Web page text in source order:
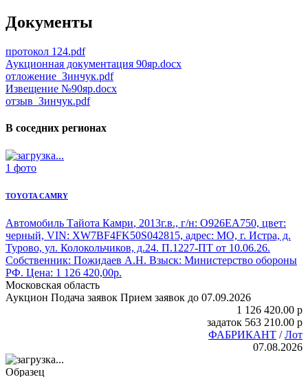
Документы
протокол 124.pdf
Аукционная документация 90яр.docx
отложение_Зинчук.pdf
Извещение №90яр.docx
отзыв_Зинчук.pdf
В соседних регионах
1 фото
TOYOTA CAMRY
Автомобиль Тайота Камри, 2013г.в., г/н: О926ЕА750, цвет:
черный, VIN: XW7BF4FK50S042815, адрес: МО, г. Истра, д.
Турово, ул. Колокольчиков, д.24. П.1227-ПТ от 10.06.26.
Собственник: Пожидаев А.Н. Взыск: Министерство обороны
РФ. Цена: 1 126 420,00р.
Московская область
Аукцион Подача заявок Прием заявок до 07.09.2026
1 126 420.00 p
задаток 563 210.00 p
ФАБРИКАНТ /Лот
07.08.2026
Образец